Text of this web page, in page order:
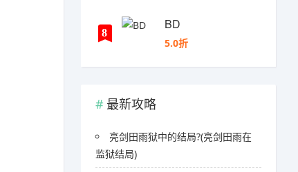
8
BD
5.0折
最新攻略
亮剑田雨狱中的结局?(亮剑田雨在
监狱结局)